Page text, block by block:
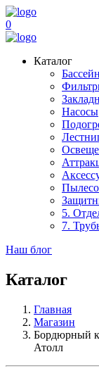
0
Каталог
Насосы
5.
7.
Наш блог
Каталог
Главная
Магазин
Бордюрный
Атолл